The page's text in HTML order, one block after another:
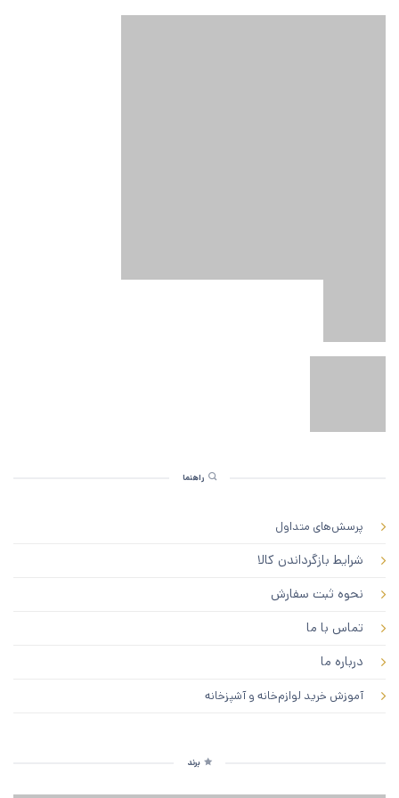
راهنما
پرسش‌های متداول
شرایط بازگرداندن کالا
نحوه ثبت سفارش
تماس با ما
درباره ما
آموزش خرید لوازم‌خانه و آشپزخانه
برند